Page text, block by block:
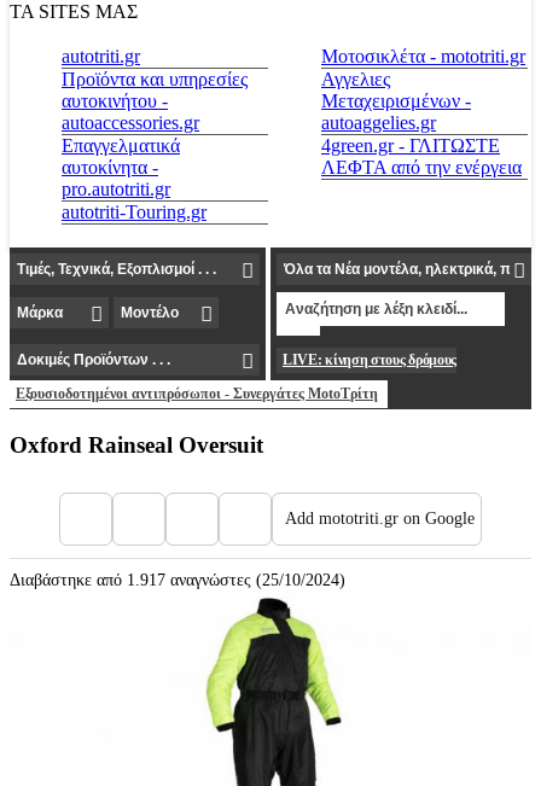
ΤΑ SITES ΜΑΣ
autotriti.gr
Προϊόντα και υπηρεσίες
αυτοκινήτου -
autoaccessories.gr
Επαγγελματικά
αυτοκίνητα -
pro.autotriti.gr
autotriti-Touring.gr
Μοτοσικλέτα - mototriti.gr
Αγγελιες
Μεταχειρισμένων -
autoaggelies.gr
4green.gr - ΓΛΙΤΩΣΤΕ
ΛΕΦΤΑ από την ενέργεια
LIVE: κίνηση στους δρόμους
Εξουσιοδοτημένοι αντιπρόσωποι - Συνεργάτες MotoΤρίτη
Oxford Rainseal Oversuit
Add mototriti.gr on Google
Διαβάστηκε από 1.917 αναγνώστες (25/10/2024)